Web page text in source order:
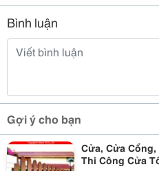
Bình luận
Gợi ý cho bạn
Cửa, Cửa
Thi Công Cửa